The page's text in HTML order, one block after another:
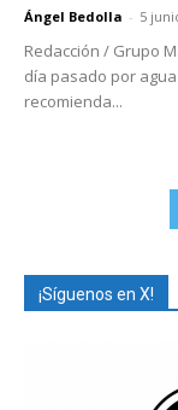
Ángel Bedolla - 5
Redacción / Grupo
día pasado por
recomienda...
¡Síguenos en X!